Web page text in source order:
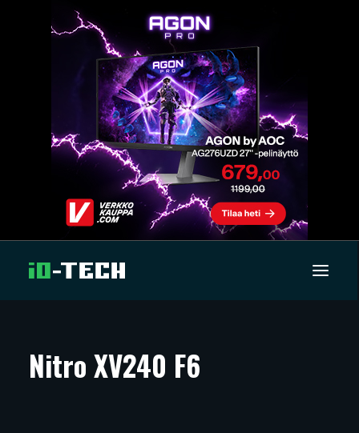
ARTIKKELIT
Nitro XV240 F6